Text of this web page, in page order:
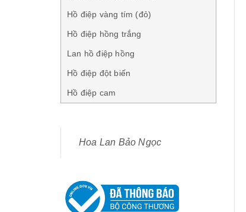
Hồ điệp vàng tím (đỏ)
Hồ điệp hồng trắng
Lan hồ điệp hồng
Hồ điệp đột biến
Hồ điệp cam
Hoa Lan Bảo Ngọc